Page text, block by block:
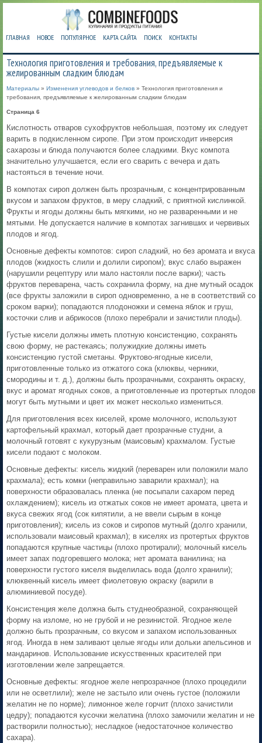
ГЛАВНАЯ НОВОЕ ПОПУЛЯРНОЕ КАРТА САЙТА ПОИСК КОНТАКТЫ
Технология приготовления и требования, предъявляемые к
желированным сладким блюдам
Материалы » Изменения углеводов и белков » Технология приготовления и
требования, предъявляемые к желированным сладким блюдам
Страница 6
Кислотность отваров сухофруктов небольшая, поэтому их следует
варить в подкисленном сиропе. При этом происходит инверсия
сахарозы и блюда получаются более сладкими. Вкус компота
значительно улучшается, если его сварить с вечера и дать
настояться в течение ночи.
В компотах сироп должен быть прозрачным, с концентрированным
вкусом и запахом фруктов, в меру сладкий, с приятной кислинкой.
Фрукты и ягоды должны быть мягкими, но не разваренными и не
мятыми. Не допуска­ется наличие в компотах загнивших и червивых
плодов и ягод.
Основные дефекты компотов: сироп сладкий, но без аромата и вкуса
плодов (жидкость слили и долили сиропом); вкус слабо выражен
(нарушили рецептуру или мало настояли после варки); часть
фруктов переварена, часть сохранила форму, на дне мутный осадок
(все фрукты заложили в сироп одновременно, а не в соответствий со
сроком варки); попадаются плодоножки и семена яблок и груш,
косточки слив и абрикосов (плохо перебрали и зачистили плоды).
Густые кисели должны иметь плотную консистенцию, сохранять
свою форму, не растекаясь; полужидкие должны иметь
консистенцию густой сметаны. Фруктово-ягодные кисели,
приготовленные только из отжатого сока (клюквы, черники,
смородины и т. д.), должны быть прозрачными, сохранять окраску,
вкус и аромат ягодных соков, а приготовленные из протертых плодов
могут быть мутными и цвет их может несколько измениться.
Для приготовления всех киселей, кроме молочного, используют
картофельный крахмал, который дает прозрачные студни, а
молочный готовят с кукурузным (маисовым) крахмалом. Густые
кисели подают с молоком.
Основные дефекты: кисель жидкий (переварен или положили мало
крахмала); есть комки (неправильно заварили крахмал); на
поверхности образовалась пленка (не посыпали сахаром перед
охлаждением); кисель из отжатых соков не имеет аромата, цвета и
вкуса свежих ягод (сок кипятили, а не ввели сырым в конце
приготовления); кисель из соков и сиропов мутный (долго хранили,
использовали маисовый крахмал); в киселях из протертых фрук­тов
попадаются крупные частицы (плохо протирали); молочный кисель
имеет запах подгоревшего молока; нет аромата ванилина; на
поверхности густого киселя выдели­лась вода (долго хранили);
клюквенный кисель имеет фиолетовую окраску (варили в
алюминиевой посуде).
Консистенция желе должна быть студнеобразной, сохраняющей
форму на изломе, но не грубой и не резинистой. Ягодное желе
должно быть прозрачным, со вкусом и запахом использованных
ягод. Иногда в нем заливают целые ягоды или дольки апельсинов и
мандаринов. Использование искусственных красителей при
изготовлении желе запрещается.
Основные дефекты: ягодное желе непрозрачное (плохо процедили
или не осветлили); желе не застыло или очень густое (положили
желатин не по норме); лимонное желе горчит (плохо зачистили
цедру); попадаются кусочки желатина (плохо замочили желатин и не
растворили полностью); несладкое (недостаточное количество
сахара).